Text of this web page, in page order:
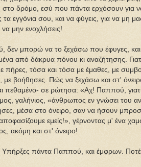
δρόμο, εσύ που πάντα ερχόσουν για να
τα εγγόνια σου, και να φύγεις, για να μη
μην ενοχλήσεις!
μπορώ να το ξεχάσω που έφυγες, και
από δάκρυα πόνου κι αναζήτησης.
πήρες, τόσα και τόσα με έμαθες, με
με βοήθησες. Πώς να ξεχάσω και στ'
πεθαμένο- σε ρώτησα: «Αχ! Παππού,
γαλήνιος, «άνθρωπος εν γνώσει του
μέσα στο όνειρο, σαν να ήσουν
εμείς!», γέρνοντας μ' ένα
ακόμη και στ' όνειρο!
πάντα Παππού, και έμφρων.